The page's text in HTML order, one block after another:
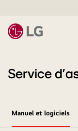
Service
Manuel et logiciels